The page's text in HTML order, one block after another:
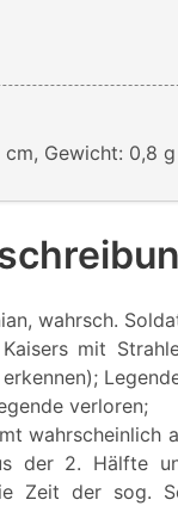
cm, Gewicht: 0,8 g
wahrsch.
mit
verloren;
wahrscheinlich
der 2. Hälfte
Zeit der sog.